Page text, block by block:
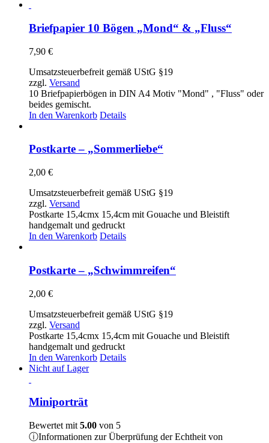
mehrere
Varianten
Optionen
können
auf
Produktseite
gewählt
Briefpapier 10 Bögen „Mond“ & „Fluss“
7,90 €
Umsatzsteuerbefreit gemäß UStG §19
zzgl. Versand
10 Briefpapierbögen in DIN A4 Motiv "Mond" , "Fluss" oder
beides gemischt.
In den Warenkorb Details
Postkarte – „Sommerliebe“
2,00 €
Umsatzsteuerbefreit gemäß UStG §19
zzgl. Versand
Postkarte 15,4cmx 15,4cm mit Gouache und Bleistift
handgemalt und gedruckt
In den Warenkorb Details
Postkarte – „Schwimmreifen“
2,00 €
Umsatzsteuerbefreit gemäß UStG §19
zzgl. Versand
Postkarte 15,4cmx 15,4cm mit Gouache und Bleistift
handgemalt und gedruckt
In den Warenkorb Details
Nicht auf Lager
Miniporträt
Bewertet mit 5.00 von 5
ⓘInformationen zur Überprüfung der Echtheit von